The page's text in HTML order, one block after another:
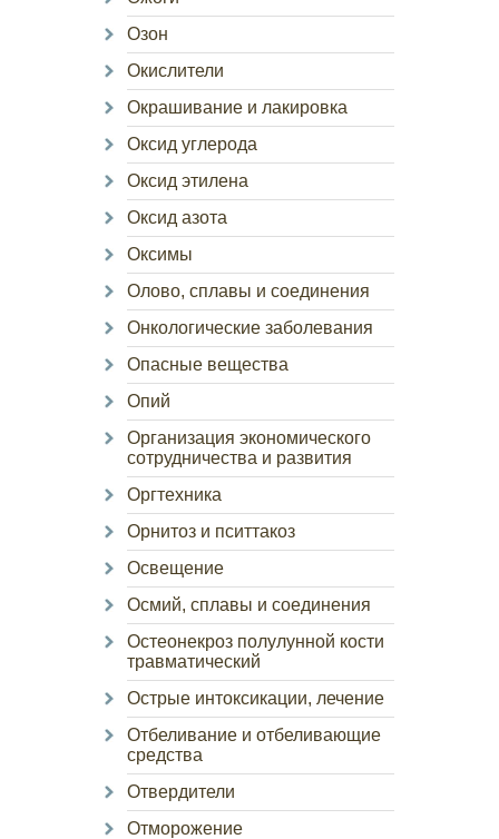
Озон
Окислители
Окрашивание и лакировка
Оксид углерода
Оксид этилена
Оксид азота
Оксимы
Олово, сплавы и соединения
Онкологические заболевания
Опасные вещества
Опий
Организация экономического
сотрудничества и развития
Оргтехника
Орнитоз и пситтакоз
Освещение
Осмий, сплавы и соединения
Остеонекроз полулунной кости
травматический
Острые интоксикации, лечение
Отбеливание и отбеливающие
средства
Отвердители
Отморожение